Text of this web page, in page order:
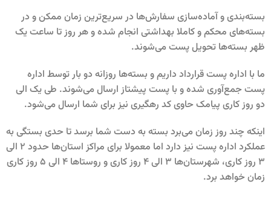
بسته‌بندی و آماده‌سازی سفارش‌ها در سریع‌ترین زمان ممکن و در
بسته‌های محکم و کاملا بهداشتی انجام شده و هر روز تا ساعت یک
ظهر بسته‌ها تحویل پست می‌شوند.
ما با اداره پست قرارداد داریم و بسته‌ها روزانه دو بار توسط اداره
پست جمع‌آوری شده و با پست پیشتاز ارسال می‌شوند. طی یک الی
دو روز کاری پیامک حاوی کد رهگیری نیز برای شما ارسال می‌شود.
اینکه چند روز زمان می‌برد بسته به دست شما برسد تا حدی بستگی به
عملکرد اداره پست نیز دارد اما معمولا برای مراکز استان‌ها حدود 2 الی
3 روز کاری، شهرستان‌ها 3 الی 4 روز کاری و روستاها 4 الی 5 روز کاری
زمان خواهد برد.